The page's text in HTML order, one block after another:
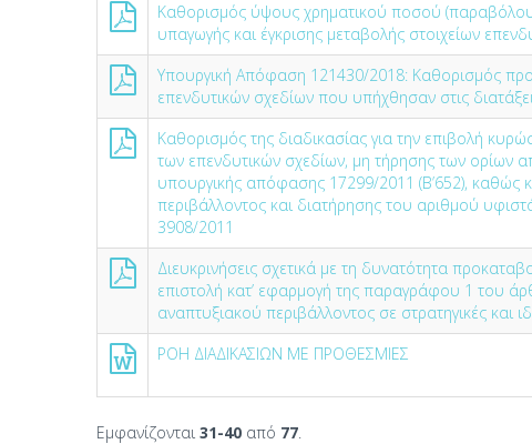
Καθορισμός ύψους χρηματικού ποσού
υπαγωγής και έγκρισης μεταβολής στοιχείων
Υπουργική Απόφαση 121430/2018: Καθορισμός
επενδυτικών σχεδίων που υπήχθησαν στις
Καθορισμός της διαδικασίας για την επιβολή
των επενδυτικών σχεδίων, μη τήρησης των ορίων
υπουργικής απόφασης 17299/2011 (Β’652), καθώς
περιβάλλοντος και διατήρησης του αριθμού
3908/2011
Διευκρινήσεις σχετικά με τη δυνατότητα
επιστολή κατ’ εφαρμογή της παραγράφου 1 του
αναπτυξιακού περιβάλλοντος σε στρατηγικές και
ΡΟΗ ΔΙΑΔΙΚΑΣΙΩΝ ΜΕ ΠΡΟΘΕΣΜΙΕΣ
Εμφανίζονται 31-40 από 77.